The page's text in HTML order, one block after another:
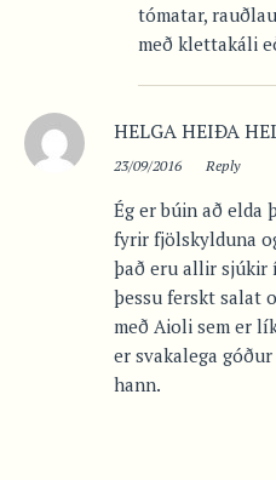
tómatar,
með klettakáli
HELGA HEIÐA
23/09/2016 Reply
Ég er búin að elda
fyrir fjölskylduna
það eru allir sjúkir
þessu ferskt salat
með Aioli sem er
er svakalega
hann.